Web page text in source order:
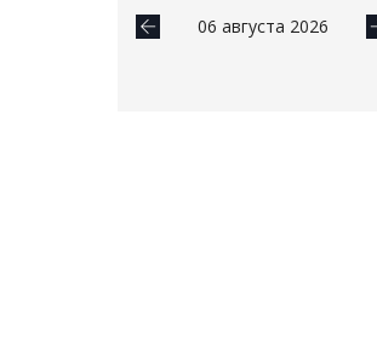
06 августа 2026